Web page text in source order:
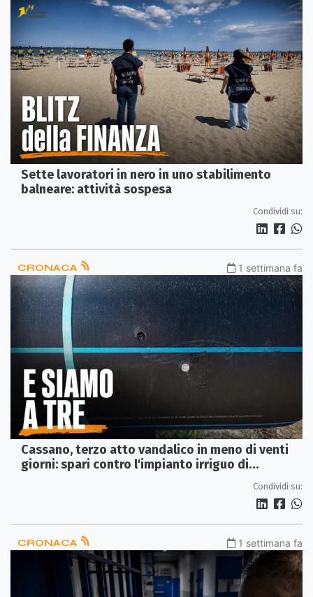
Sette lavoratori in nero in uno stabilimento
balneare: attività sospesa
Condividi su:
CRONACA 1 settimana fa
Cassano, terzo atto vandalico in meno di venti
giorni: spari contro l'impianto irriguo di
Condividi su:
CRONACA 1 settimana fa